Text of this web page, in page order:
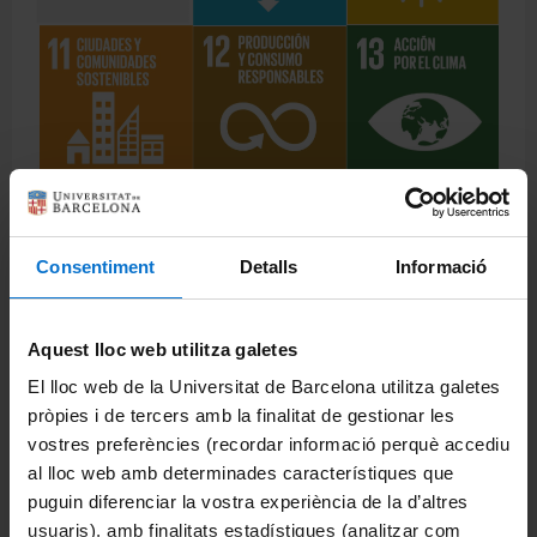
Consentiment Detalls Informació
Aquest lloc web utilitza galetes
El lloc web de la Universitat de Barcelona utilitza galetes
pròpies i de tercers amb la finalitat de gestionar les
vostres preferències (recordar informació perquè accediu
al lloc web amb determinades característiques que
puguin diferenciar la vostra experiència de la d’altres
usuaris), amb finalitats estadístiques (analitzar com
Novedades
+ ·
Oferta laboral en la a Asociación NOTIO – CTAC
Novedad MHGM | Thu Jul 16 02:00:00 CEST 2026